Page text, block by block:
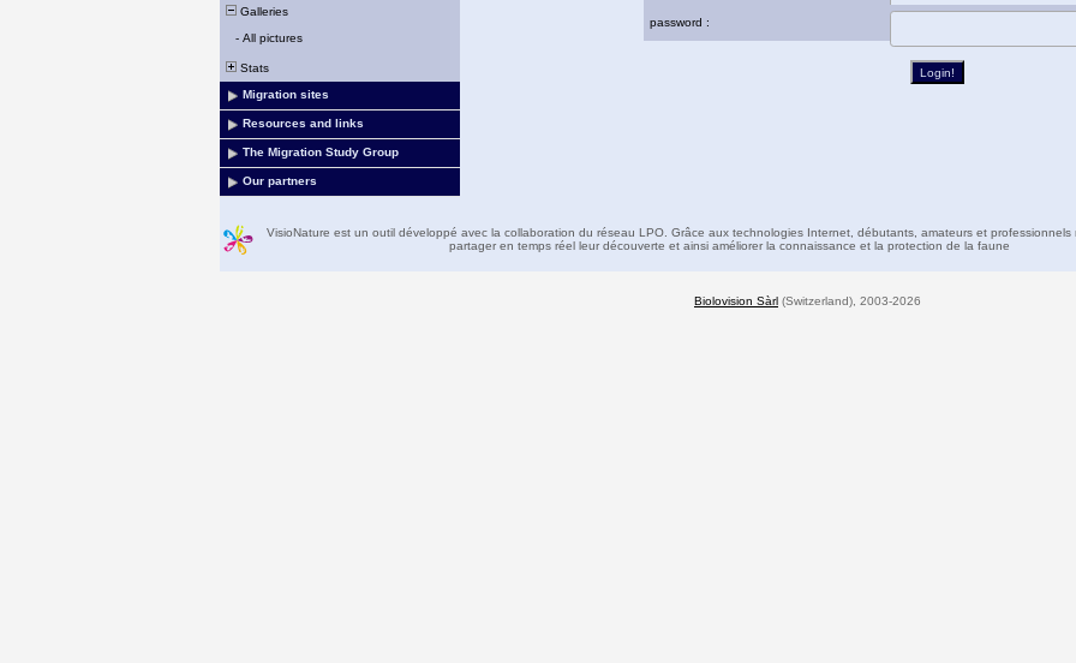
Galleries
- All pictures
Stats
Migration sites
Resources and links
The Migration Study Group
Our partners
password :
VisioNature est un outil développé avec la collaboration du réseau LPO. Grâce aux technologies Internet, débutants, amateurs et professionnels
partager en temps réel leur découverte et ainsi améliorer la connaissance et la protection de la faune
Biolovision Sàrl (Switzerland), 2003-2026